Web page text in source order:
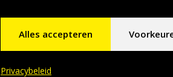
Alles accepteren
Privacybeleid